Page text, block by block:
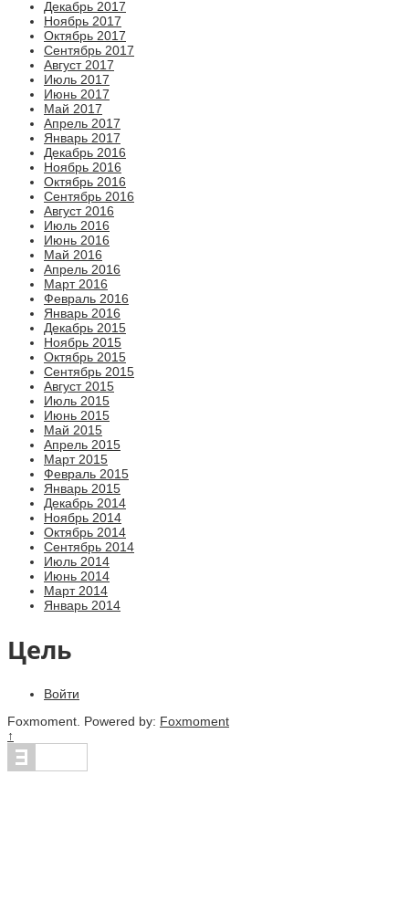
Декабрь 2017
Ноябрь 2017
Октябрь 2017
Сентябрь 2017
Август 2017
Июль 2017
Июнь 2017
Май 2017
Апрель 2017
Январь 2017
Декабрь 2016
Ноябрь 2016
Октябрь 2016
Сентябрь 2016
Август 2016
Июль 2016
Июнь 2016
Май 2016
Апрель 2016
Март 2016
Февраль 2016
Январь 2016
Декабрь 2015
Ноябрь 2015
Октябрь 2015
Сентябрь 2015
Август 2015
Июль 2015
Июнь 2015
Май 2015
Апрель 2015
Март 2015
Февраль 2015
Январь 2015
Декабрь 2014
Ноябрь 2014
Октябрь 2014
Сентябрь 2014
Июль 2014
Июнь 2014
Март 2014
Январь 2014
Цель
Войти
Foxmoment. Powered by: Foxmoment
↑